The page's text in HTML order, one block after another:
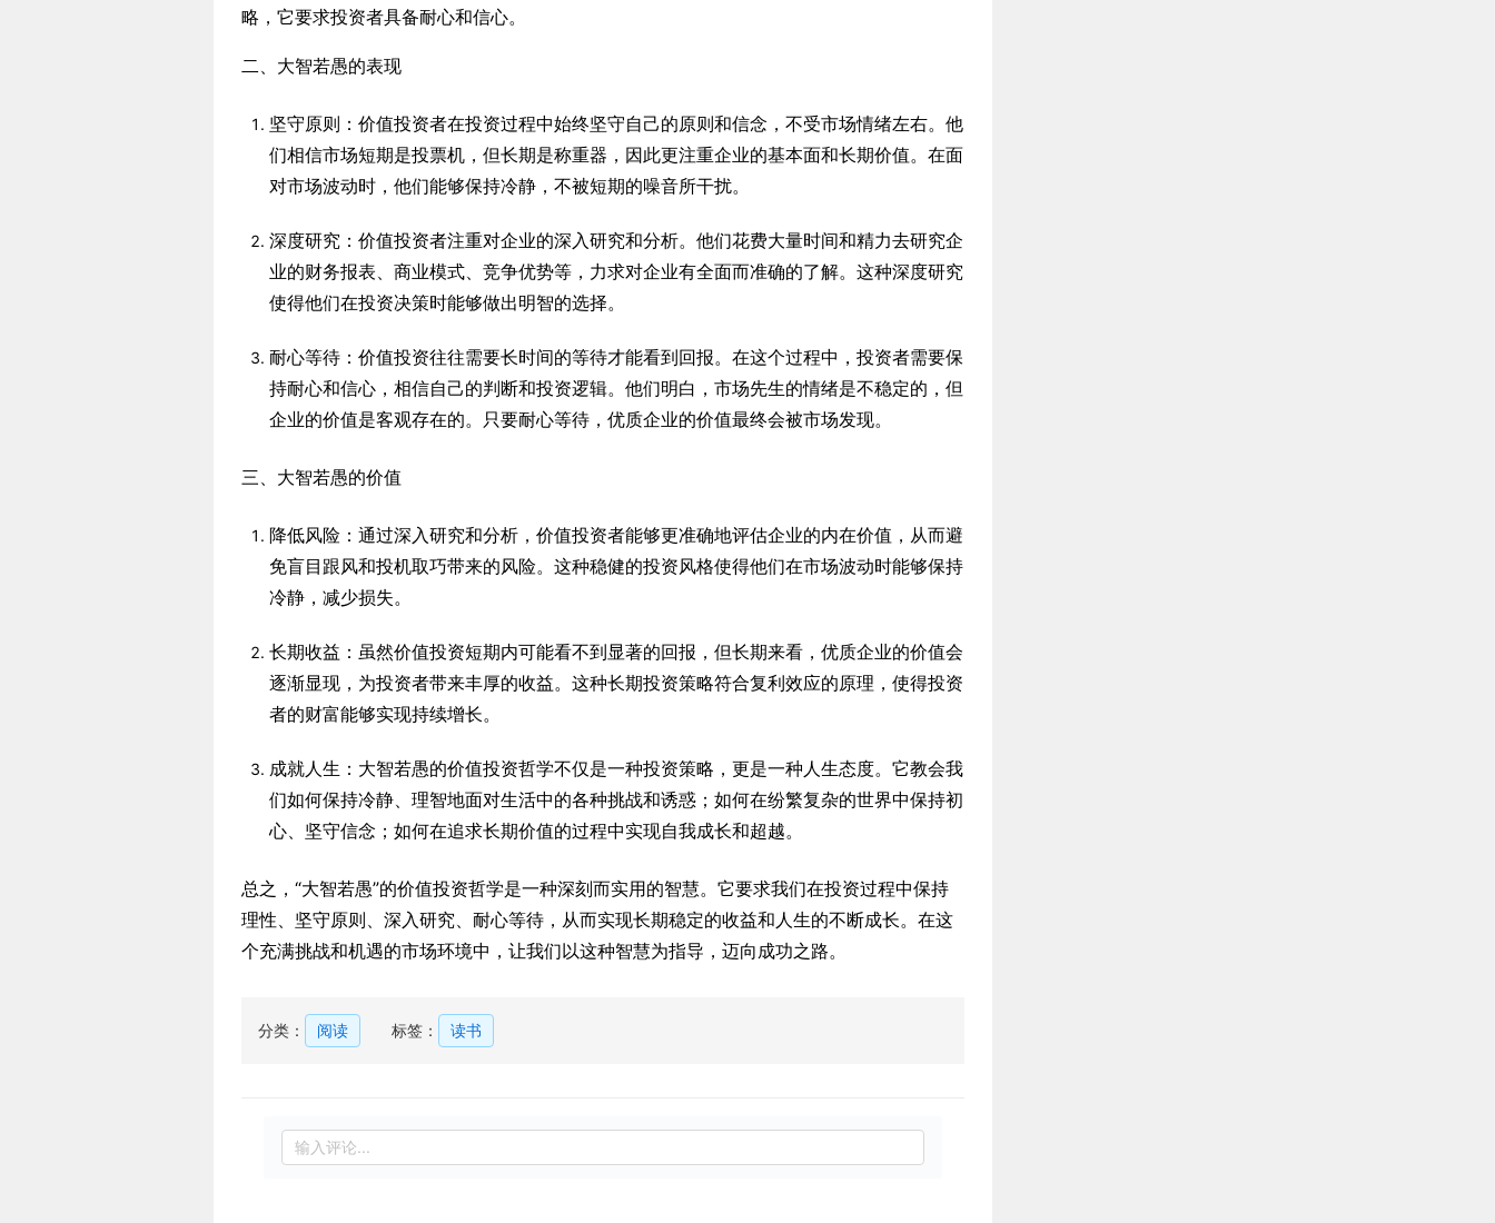
略，它要求投资者具备耐心和信心。
二、大智若愚的表现
坚守原则：价值投资者在投资过程中始终坚守自己的原则和信念，不受市场情绪左右。他
们相信市场短期是投票机，但长期是称重器，因此更注重企业的基本面和长期价值。在面
对市场波动时，他们能够保持冷静，不被短期的噪音所干扰。
深度研究：价值投资者注重对企业的深入研究和分析。他们花费大量时间和精力去研究企
业的财务报表、商业模式、竞争优势等，力求对企业有全面而准确的了解。这种深度研究
使得他们在投资决策时能够做出明智的选择。
耐心等待：价值投资往往需要长时间的等待才能看到回报。在这个过程中，投资者需要保
持耐心和信心，相信自己的判断和投资逻辑。他们明白，市场先生的情绪是不稳定的，但
企业的价值是客观存在的。只要耐心等待，优质企业的价值最终会被市场发现。
三、大智若愚的价值
降低风险：通过深入研究和分析，价值投资者能够更准确地评估企业的内在价值，从而避
免盲目跟风和投机取巧带来的风险。这种稳健的投资风格使得他们在市场波动时能够保持
冷静，减少损失。
长期收益：虽然价值投资短期内可能看不到显著的回报，但长期来看，优质企业的价值会
逐渐显现，为投资者带来丰厚的收益。这种长期投资策略符合复利效应的原理，使得投资
者的财富能够实现持续增长。
成就人生：大智若愚的价值投资哲学不仅是一种投资策略，更是一种人生态度。它教会我
们如何保持冷静、理智地面对生活中的各种挑战和诱惑；如何在纷繁复杂的世界中保持初
心、坚守信念；如何在追求长期价值的过程中实现自我成长和超越。
总之，“大智若愚”的价值投资哲学是一种深刻而实用的智慧。它要求我们在投资过程中保持
理性、坚守原则、深入研究、耐心等待，从而实现长期稳定的收益和人生的不断成长。在这
个充满挑战和机遇的市场环境中，让我们以这种智慧为指导，迈向成功之路。
分类： 阅读 标签： 读书